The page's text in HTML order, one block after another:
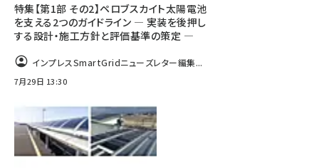
特集【第1部 その2】ペロブスカイト太陽電池
を支える2つのガイドライン ― 実装を後押し
する設計・施工方針と評価基準の策定 ―
インプレスSmartGridニューズレター編集...
7月29日 13:30